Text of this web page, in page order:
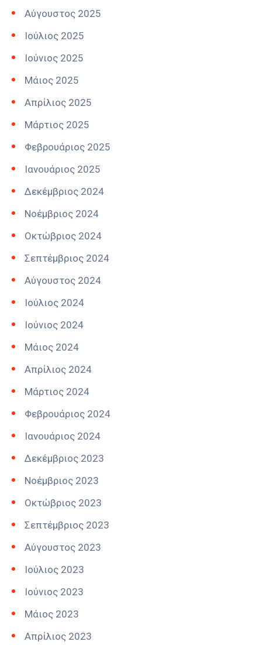
Αύγουστος 2025
Ιούλιος 2025
Ιούνιος 2025
Μάιος 2025
Απρίλιος 2025
Μάρτιος 2025
Φεβρουάριος 2025
Ιανουάριος 2025
Δεκέμβριος 2024
Νοέμβριος 2024
Οκτώβριος 2024
Σεπτέμβριος 2024
Αύγουστος 2024
Ιούλιος 2024
Ιούνιος 2024
Μάιος 2024
Απρίλιος 2024
Μάρτιος 2024
Φεβρουάριος 2024
Ιανουάριος 2024
Δεκέμβριος 2023
Νοέμβριος 2023
Οκτώβριος 2023
Σεπτέμβριος 2023
Αύγουστος 2023
Ιούλιος 2023
Ιούνιος 2023
Μάιος 2023
Απρίλιος 2023